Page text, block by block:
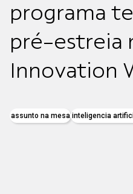
programa
pré-estreia
Innovation
assunto na mesa inteligencia